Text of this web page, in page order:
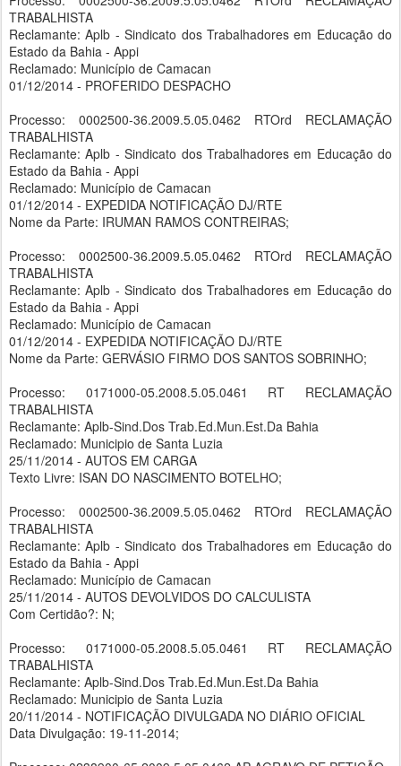
TRABALHISTA
Reclamante: Aplb - Sindicato dos Trabalhadores em Educação do
Estado da Bahia - Appi
Reclamado: Município de Camacan
01/12/2014 - PROFERIDO DESPACHO
Processo: 0002500-36.2009.5.05.0462 RTOrd RECLAMAÇÃO
TRABALHISTA
Reclamante: Aplb - Sindicato dos Trabalhadores em Educação do
Estado da Bahia - Appi
Reclamado: Município de Camacan
01/12/2014 - EXPEDIDA NOTIFICAÇÃO DJ/RTE
Nome da Parte: IRUMAN RAMOS CONTREIRAS;
Processo: 0002500-36.2009.5.05.0462 RTOrd RECLAMAÇÃO
TRABALHISTA
Reclamante: Aplb - Sindicato dos Trabalhadores em Educação do
Estado da Bahia - Appi
Reclamado: Município de Camacan
01/12/2014 - EXPEDIDA NOTIFICAÇÃO DJ/RTE
Nome da Parte: GERVÁSIO FIRMO DOS SANTOS SOBRINHO;
Processo: 0171000-05.2008.5.05.0461 RT RECLAMAÇÃO
TRABALHISTA
Reclamante: Aplb-Sind.Dos Trab.Ed.Mun.Est.Da Bahia
Reclamado: Municipio de Santa Luzia
25/11/2014 - AUTOS EM CARGA
Texto Livre: ISAN DO NASCIMENTO BOTELHO;
Processo: 0002500-36.2009.5.05.0462 RTOrd RECLAMAÇÃO
TRABALHISTA
Reclamante: Aplb - Sindicato dos Trabalhadores em Educação do
Estado da Bahia - Appi
Reclamado: Município de Camacan
25/11/2014 - AUTOS DEVOLVIDOS DO CALCULISTA
Com Certidão?: N;
Processo: 0171000-05.2008.5.05.0461 RT RECLAMAÇÃO
TRABALHISTA
Reclamante: Aplb-Sind.Dos Trab.Ed.Mun.Est.Da Bahia
Reclamado: Municipio de Santa Luzia
20/11/2014 - NOTIFICAÇÃO DIVULGADA NO DIÁRIO OFICIAL
Data Divulgação: 19-11-2014;